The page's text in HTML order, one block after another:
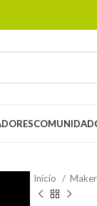
COMUNIDAD
Inicio